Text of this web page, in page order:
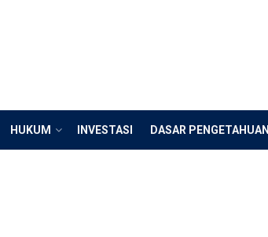
HUKUM INVESTASI DASAR PENGETAHUAN